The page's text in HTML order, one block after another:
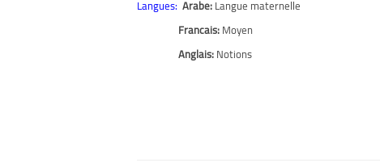
Langues: Arabe:Langue maternelle
Francais:Moyen
Anglais:Notions